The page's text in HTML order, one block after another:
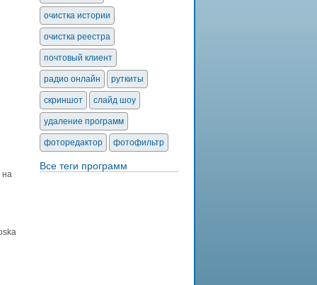
на
очистка истории
очистка реестра
почтовый клиент
радио онлайн руткиты
скриншот слайд шоу
удаление программ
фоторедактор фотофильтр
Все теги программ